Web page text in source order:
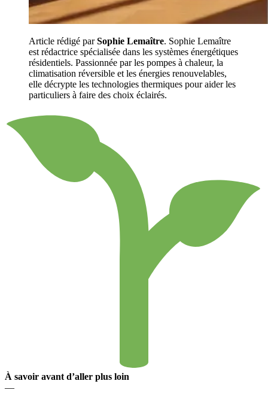
Article rédigé parSophie Lemaître. Sophie Lemaître
est rédactrice spécialisée dans les systèmes énergétiques
résidentiels. Passionnée par les pompes à chaleur, la
climatisation réversible et les énergies renouvelables,
elle décrypte les technologies thermiques pour aider les
particuliers à faire des choix éclairés.
À savoir avant d’aller plus loin
—